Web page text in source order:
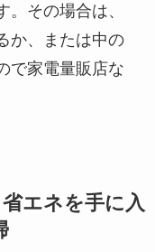
その場合は、
か、または中の
で家電量販店な
エネを手に入